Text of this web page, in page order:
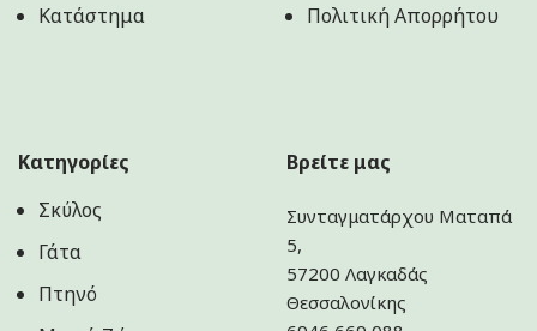
Κατάστημα
Πολιτική Aπορρήτου
Κατηγορίες
Σκύλος
Γάτα
Πτηνό
Βρείτε μας
Συνταγματάρχου Ματαπά
5,
57200 Λαγκαδάς
Θεσσαλονίκης